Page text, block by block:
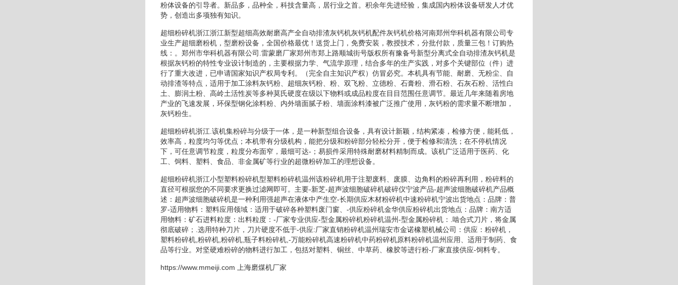
粉体设备的引导者。新品多，品种全，科技含量高，居行业之首。积余年先进经验，集成国内粉体设备研发人才优
势，创造出多项独有知识。
超细粉碎机浙江浙江新型超细高效耐磨高产全自动排渣灰钙机灰钙机配件灰钙机价格河南郑州华科机器有限公司专
业生产超细磨粉机，型磨粉设备，全国价格最优！送货上门，免费安装，教授技术，分批付款，质量三包！订购热
线：。郑州市华科机器有限公司.雷蒙磨厂家郑州市郑上路顺城街号版权所有豫备号新型分离式全自动排渣灰钙机是
根据灰钙粉的特性专业设计制造的，主要根据力学、气流学原理，结合多年的生产实践，对多个关键部位（件）进
行了重大改进，已申请国家知识产权局专利。（完全自主知识产权）仿冒必究。本机具有节能、耐磨、无粉尘、自
动排渣等特点，适用于加工涂料灰钙粉、超细灰钙粉、粉、双飞粉、立德粉、石膏粉、滑石粉、石灰石粉、活性白
土、膨润土粉、高岭土活性炭等多种莫氏硬度在级以下物料或成品粒度在目目范围任意调节。最近几年来随着房地
产业的飞速发展，环保型钢化涂料粉、内外墙面腻子粉、墙面涂料漆被广泛推广使用，灰钙粉的需求量不断增加，
灰钙粉生。
超细粉碎机浙江.该机集粉碎与分级于一体，是一种新型组合设备，具有设计新颖，结构紧凑，检修方便，能耗低，
效率高，粒度均匀等优点；本机带有分级机构，能把分级和粉碎部分轻松分开，便于检修和清洗；在不停机情况
下，可任意调节粒度，粒度分布面窄，最细可达-；易损件采用特殊耐磨材料精制而成。该机广泛适用于医药、化
工、饲料、塑料、食品、非金属矿等行业的超微粉碎加工的理想设备。
超细粉碎机浙江小型塑料粉碎机型塑料粉碎机温州该粉碎机用于注塑废料、废膜、边角料的粉碎再利用，粉碎料的
直径可根据您的不同要求更换过滤网即可。主要-新芝-超声波细胞破碎机破碎仪宁波产品-超声波细胞破碎机产品概
述：超声波细胞破碎机是一种利用强超声在液体中产生空-长期供应木材粉碎机中速粉碎机宁波出货地点：品牌：普
罗-适用物料：塑料应用领域：适用于破碎各种塑料废门窗、-供应粉碎机金华供应粉碎机出货地点：品牌：南方适
用物料：矿石进料粒度：出料粒度：-厂家专业供应-型金属粉碎机粉碎机温州-型金属粉碎机：.啮合式刀片，将金属
彻底破碎；.选用特种刀片，刀片硬度不低于-供应:厂家直销粉碎机温州瑞安市金诺橡塑机械公司：供应：粉碎机，
塑料粉碎机,粉碎机,粉碎机,瓶子料粉碎机,-万能粉碎机高速粉碎机中药粉碎机原料粉碎机温州应用、适用于制药、食
品等行业。对坚硬难粉碎的物料进行加工，包括对塑料、铜丝、中草药、橡胶等进行粉-厂家直接供应-饲料专。
https://www.mmeiji.com 上海磨煤机厂家